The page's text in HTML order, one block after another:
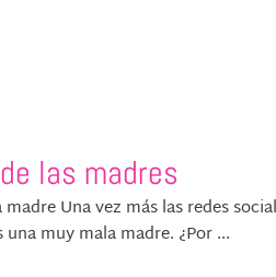
las madres
Una vez más las redes
muy mala madre. ¿Por ...